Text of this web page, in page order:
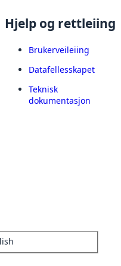
Hjelp og rettleiing
Brukerveileiing
Datafellesskapet
Teknisk
dokumentasjon